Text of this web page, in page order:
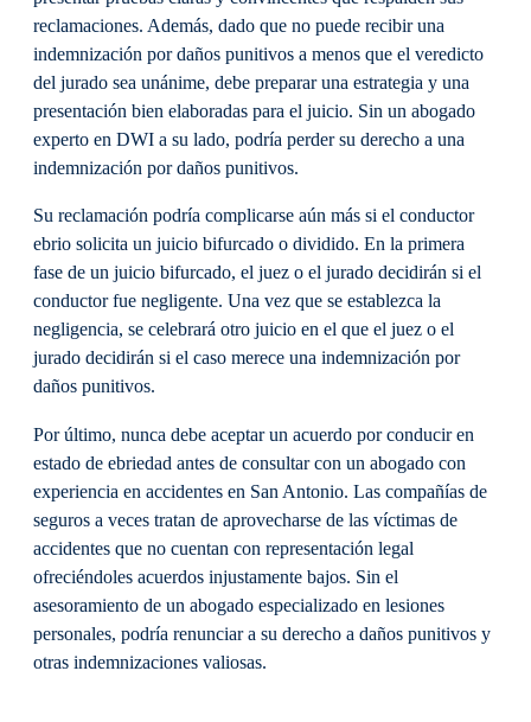
reclamaciones. Además, dado que no puede recibir una
indemnización por daños punitivos a menos que el veredicto
del jurado sea unánime, debe preparar una estrategia y una
presentación bien elaboradas para el juicio. Sin un abogado
experto en DWI a su lado, podría perder su derecho a una
indemnización por daños punitivos.
Su reclamación podría complicarse aún más si el conductor
ebrio solicita un juicio bifurcado o dividido. En la primera
fase de un juicio bifurcado, el juez o el jurado decidirán si el
conductor fue negligente. Una vez que se establezca la
negligencia, se celebrará otro juicio en el que el juez o el
jurado decidirán si el caso merece una indemnización por
daños punitivos.
Por último, nunca debe aceptar un acuerdo por conducir en
estado de ebriedad antes de consultar con un abogado con
experiencia en accidentes en San Antonio. Las compañías de
seguros a veces tratan de aprovecharse de las víctimas de
accidentes que no cuentan con representación legal
ofreciéndoles acuerdos injustamente bajos. Sin el
asesoramiento de un abogado especializado en lesiones
personales, podría renunciar a su derecho a daños punitivos y
otras indemnizaciones valiosas.